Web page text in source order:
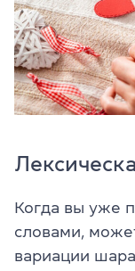
Когда вы уже
словами,
вариации